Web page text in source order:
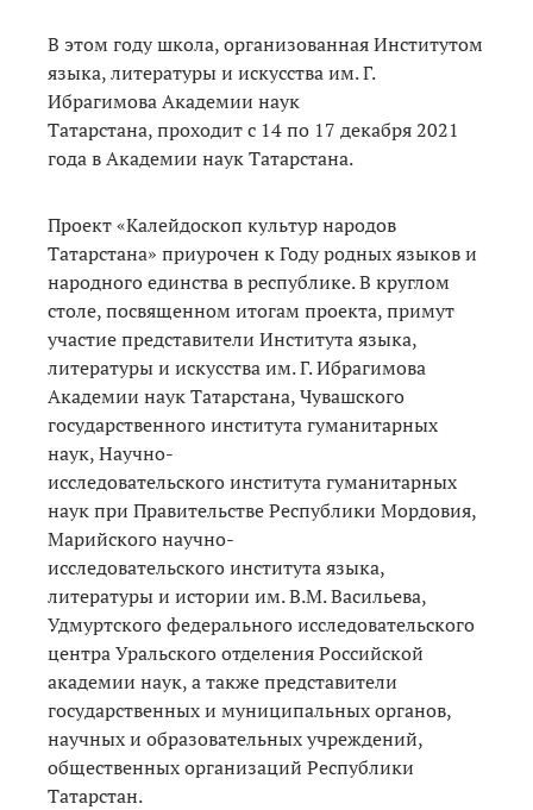
В этом году школа, организованная Институтом
языка, литературы и искусства им. Г.
Ибрагимова Академии наук
Татарстана, проходит с 14 по 17 декабря 2021
года в Академии наук Татарстана.
Проект «Калейдоскоп культур народов
Татарстана» приурочен к Году родных языков и
народного единства в республике. В круглом
столе, посвященном итогам проекта, примут
участие представители Института языка,
литературы и искусства им. Г. Ибрагимова
Академии наук Татарстана, Чувашского
государственного института гуманитарных
наук, Научно-
исследовательского института гуманитарных
наук при Правительстве Республики Мордовия,
Марийского научно-
исследовательского института языка,
литературы и истории им. В.М. Васильева,
Удмуртского федерального исследовательского
центра Уральского отделения Российской
академии наук, а также представители
государственных и муниципальных органов,
научных и образовательных учреждений,
общественных организаций Республики
Татарстан.